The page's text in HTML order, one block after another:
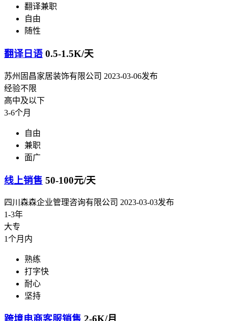
翻译兼职
自由
随性
翻译日语 0.5-1.5K/天
苏州固昌家居装饰有限公司 2023-03-06发布
经验不限
高中及以下
3-6个月
自由
兼职
面广
线上销售 50-100元/天
四川森森企业管理咨询有限公司 2023-03-03发布
1-3年
大专
1个月内
熟练
打字快
耐心
坚持
跨境电商客服销售 2-6K/月